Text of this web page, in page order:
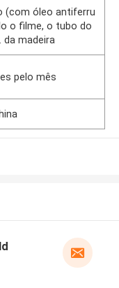
(com óleo antiferru
o filme, o tubo do
da madeira
pelo mês